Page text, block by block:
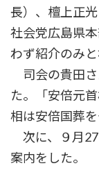
長）、檀上正
社会党広島県
わず紹介のみと
司会の貴田さ
た。「安倍元
相は安倍国葬を
次に、９月
案内をした。